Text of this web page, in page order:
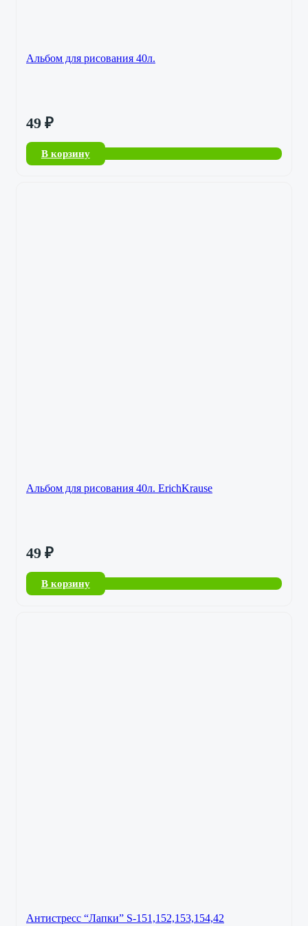
Альбом для рисования 40л.
49 ₽
В корзину
Альбом для рисования 40л. ErichKrause
49 ₽
В корзину
Антистресс “Лапки” S-151,152,153,154,42